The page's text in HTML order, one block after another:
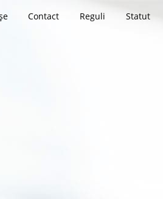
Contact Reguli Statut